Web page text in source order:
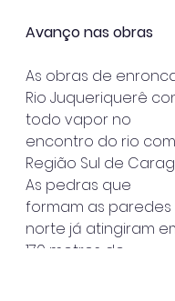
Avanço nas obras
As obras de
Rio Juqueriquerê
todo vapor no
encontro do rio
Região Sul de
As pedras que
formam as paredes
norte já atingiram
170 metros de